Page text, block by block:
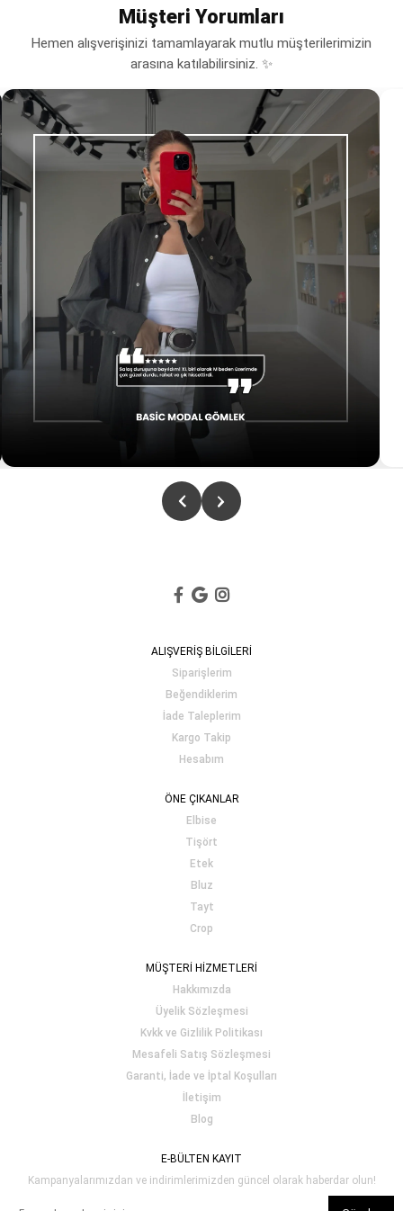
Müşteri Yorumları
Hemen alışverişinizi tamamlayarak mutlu müşterilerimizin
arasına katılabilirsiniz. ✨
ALIŞVERİŞ BİLGİLERİ
Siparişlerim
Beğendiklerim
İade Taleplerim
Kargo Takip
Hesabım
ÖNE ÇIKANLAR
Elbise
Tişört
Etek
Bluz
Tayt
Crop
MÜŞTERİ HİZMETLERİ
Hakkımızda
Üyelik Sözleşmesi
Kvkk ve Gizlilik Politikası
Mesafeli Satış Sözleşmesi
Garanti, İade ve İptal Koşulları
İletişim
Blog
E-BÜLTEN KAYIT
Kampanyalarımızdan ve indirimlerimizden güncel olarak haberdar olun!